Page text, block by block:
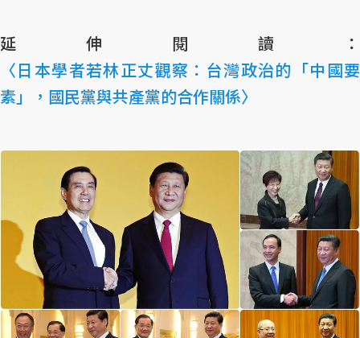
延伸閱讀：
〈日本學者若林正丈觀察：台灣政治的「中國要
素」，國民黨與共產黨的合作關係〉